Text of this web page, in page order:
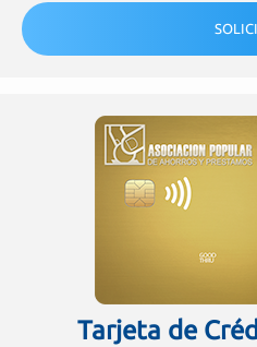
Tarjeta de